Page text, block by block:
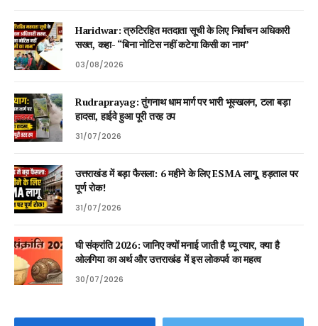
Haridwar: त्रुटिरहित मतदाता सूची के लिए निर्वाचन अधिकारी
सख्त, कहा- “बिना नोटिस नहीं कटेगा किसी का नाम”
03/08/2026
Rudraprayag: तुंगनाथ धाम मार्ग पर भारी भूस्खलन, टला बड़ा
हादसा, हाईवे हुआ पूरी तरह ठप
31/07/2026
उत्तराखंड में बड़ा फैसला: 6 महीने के लिए ESMA लागू, हड़ताल पर
पूर्ण रोक!
31/07/2026
घी संक्रांति 2026: जानिए क्यों मनाई जाती है घ्यू त्यार, क्या है
ओलगिया का अर्थ और उत्तराखंड में इस लोकपर्व का महत्व
30/07/2026